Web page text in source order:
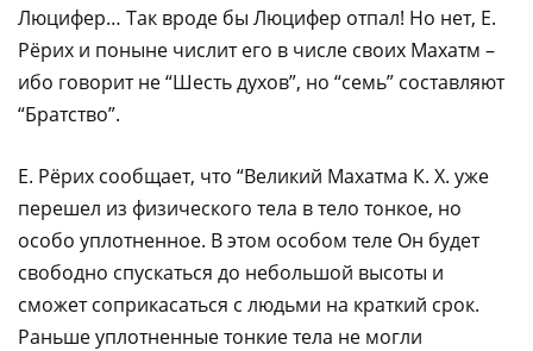
Люцифер… Так вроде бы Люцифер отпал! Но нет, Е.
Рёрих и поныне числит его в числе своих Махатм –
ибо говорит не “Шесть духов”, но “семь” составляют
“Братство”.
Е. Рёрих сообщает, что “Великий Махатма К. Х. уже
перешел из физического тела в тело тонкое, но
особо уплотненное. В этом особом теле Он будет
свободно спускаться до небольшой высоты и
сможет соприкасаться с людьми на краткий срок.
Раньше уплотненные тонкие тела не могли